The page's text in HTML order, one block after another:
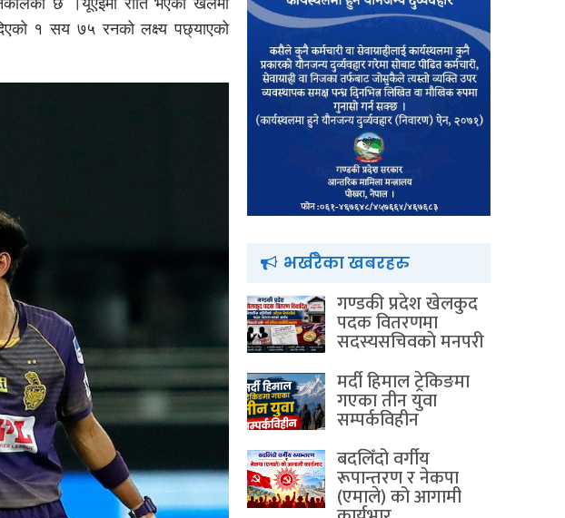
१ सय ७५ रनको लक्ष्य पछ्याएको
भर्खरैका खबरहरु
गण्डकी प्रदेश खेलकुद
पदक वितरणमा
सदस्यसचिवकाे मनपरी
मर्दी हिमाल ट्रेकिङमा
गएका तीन युवा
सम्पर्कविहीन
बदलिँदो वर्गीय
रूपान्तरण र नेकपा
(एमाले) को आगामी